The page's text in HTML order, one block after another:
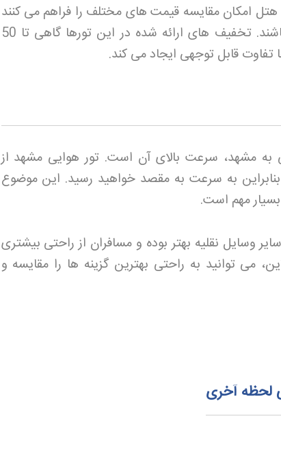
هتل امکان مقایسه قیمت های مختلف را فراهم می کنند
تا مسافران بتوانند بهترین انتخاب را داشته باشند. تخفیف های ارائه شده در این تورها گاهی تا 50
تفاوت قابل توجهی ایجاد می کند.
مشهد، سرعت بالای آن است. تور هوایی مشهد از
زمان می برد، بنابراین به سرعت به مقصد خواهید رسید. این موضوع
بسیار مهم است.
وسایل نقلیه بهتر بوده و مسافران از راحتی بیشتری
می توانید به راحتی بهترین گزینه ها را مقایسه و
لحظه آخری